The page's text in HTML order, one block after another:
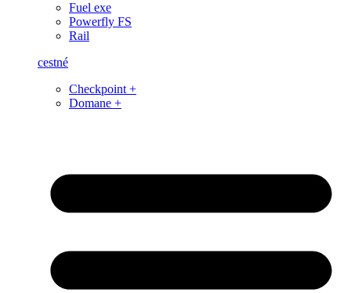
Fuel exe
Powerfly FS
Rail
cestné
Checkpoint +
Domane +